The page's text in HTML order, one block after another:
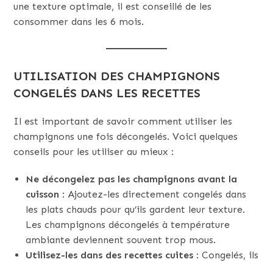
une texture optimale, il est conseillé de les
consommer dans les 6 mois.
UTILISATION DES CHAMPIGNONS
CONGELÉS DANS LES RECETTES
Il est important de savoir comment utiliser les
champignons une fois décongelés. Voici quelques
conseils pour les utiliser au mieux :
Ne décongelez pas les champignons avant la
cuisson : Ajoutez-les directement congelés dans
les plats chauds pour qu’ils gardent leur texture.
Les champignons décongelés à température
ambiante deviennent souvent trop mous.
Utilisez-les dans des recettes cuites : Congelés, ils